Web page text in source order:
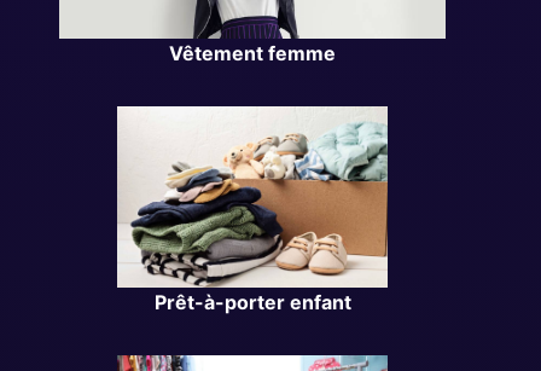
Vêtement femme
Prêt-à-porter enfant